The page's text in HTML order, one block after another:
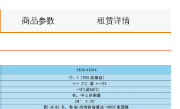
商品参数 租赁详情